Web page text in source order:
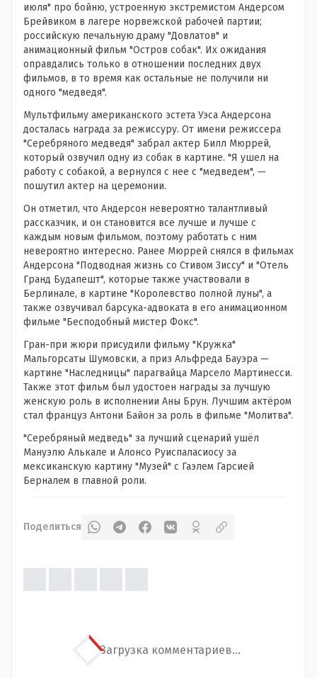
июля" про бойню, устроенную экстремистом Андерсом
Брейвиком в лагере норвежской рабочей партии;
российскую печальную драму "Довлатов" и
анимационный фильм "Остров собак". Их ожидания
оправдались только в отношении последних двух
фильмов, в то время как остальные не получили ни
одного "медведя".
Мультфильму американского эстета Уэса Андерсона
досталась награда за режиссуру. От имени режиссера
"Серебряного медведя" забрал актер Билл Мюррей,
который озвучил одну из собак в картине. "Я ушел на
работу с собакой, а вернулся с нее с "медведем", —
пошутил актер на церемонии.
Он отметил, что Андерсон невероятно талантливый
рассказчик, и он становится все лучше и лучше с
каждым новым фильмом, поэтому работать с ним
невероятно интересно. Ранее Мюррей снялся в фильмах
Андерсона "Подводная жизнь со Стивом Зиссу" и "Отель
Гранд Будапешт", которые также участвовали в
Берлинале, в картине "Королевство полной луны", а
также озвучивал барсука-адвоката в его анимационном
фильме "Бесподобный мистер Фокс".
Гран-при жюри присудили фильму "Кружка"
Мальгорсаты Шумовски, а приз Альфреда Бауэра —
картине "Наследницы" парагвайца Марсело Мартинесси.
Также этот фильм был удостоен награды за лучшую
женскую роль в исполнении Аны Брун. Лучшим актёром
стал француз Антони Байон за роль в фильме "Молитва".
"Серебряный медведь" за лучший сценарий ушёл
Мануэлю Алькале и Алонсо Руиспаласиосу за
мексиканскую картину "Музей" с Гаэлем Гарсией
Берналем в главной роли.
Поделиться
Загрузка комментариев...